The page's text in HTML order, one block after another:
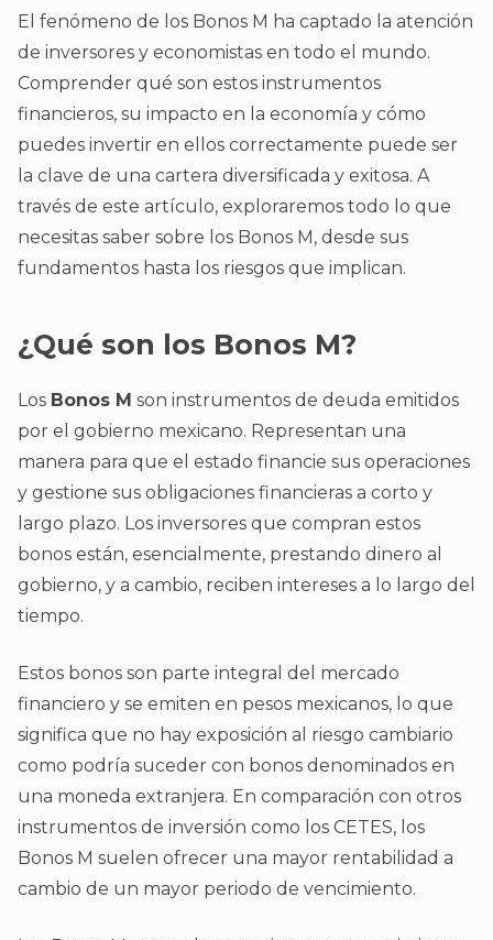
El fenómeno de los Bonos M ha captado la atención
de inversores y economistas en todo el mundo.
Comprender qué son estos instrumentos
financieros, su impacto en la economía y cómo
puedes invertir en ellos correctamente puede ser
la clave de una cartera diversificada y exitosa. A
través de este artículo, exploraremos todo lo que
necesitas saber sobre los Bonos M, desde sus
fundamentos hasta los riesgos que implican.
¿Qué son los Bonos M?
Los Bonos M son instrumentos de deuda emitidos
por el gobierno mexicano. Representan una
manera para que el estado financie sus operaciones
y gestione sus obligaciones financieras a corto y
largo plazo. Los inversores que compran estos
bonos están, esencialmente, prestando dinero al
gobierno, y a cambio, reciben intereses a lo largo del
tiempo.
Estos bonos son parte integral del mercado
financiero y se emiten en pesos mexicanos, lo que
significa que no hay exposición al riesgo cambiario
como podría suceder con bonos denominados en
una moneda extranjera. En comparación con otros
instrumentos de inversión como los CETES, los
Bonos M suelen ofrecer una mayor rentabilidad a
cambio de un mayor periodo de vencimiento.